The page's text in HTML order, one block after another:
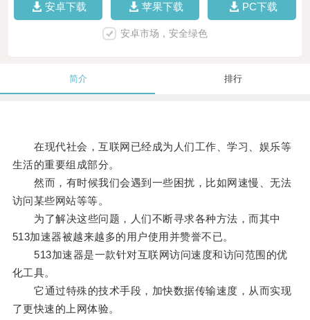
安卓下载 苹果下载 PC下载
安卓市场，安全绿色
简介 排行
在现代社会，互联网已经成为人们工作、学习、娱乐等
生活的重要组成部分。
然而，有时候我们会遇到一些困扰，比如网速慢、无法
访问某些网站等等。
为了解决这些问题，人们不断寻求各种方法，而其中
513加速器被越来越多的用户使用并赞誉不已。
513加速器是一款针对互联网访问速度和访问范围的优
化工具。
它通过特殊的技术手段，加快数据传输速度，从而实现
了更快速的上网体验。